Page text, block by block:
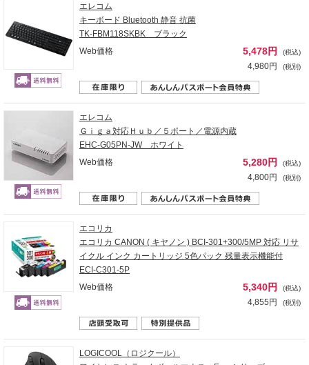
エレコム
キーボード Bluetooth 静音 抗菌
TK-FBM118SKBK ブラック
Web価格
5,478円 (税込)
4,980円 (税別)
エレコム
Ｇｉｇａ対応Ｈｕｂ／５ポート／電源内蔵
EHC-G05PN-JW ホワイト
Web価格
5,280円 (税込)
4,800円 (税別)
エコリカ
エコリカ CANON ( キヤノン ) BCI-301+300/5MP 対応 リサ
イクル インク カートリッジ 5色パック 残量表示機能付
ECI-C301-5P
Web価格
5,340円 (税込)
4,855円 (税別)
LOGICOOL（ロジクール）